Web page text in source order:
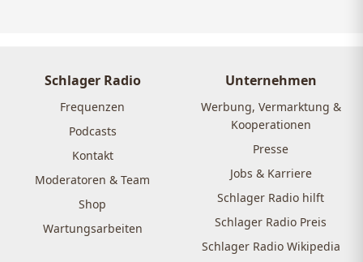
Schlager Radio
Frequenzen
Podcasts
Kontakt
Moderatoren & Team
Shop
Wartungsarbeiten
Unternehmen
Werbung, Vermarktung &
Kooperationen
Presse
Jobs & Karriere
Schlager Radio hilft
Schlager Radio Preis
Schlager Radio Wikipedia